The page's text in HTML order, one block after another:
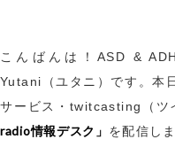
こんばんは！ASD &
Yutani（ユタニ）です。本
サービス・twitcasting（ツ
radio情報デスク」 を配信し